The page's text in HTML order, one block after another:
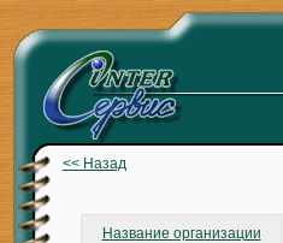
<< Назад
Название организации